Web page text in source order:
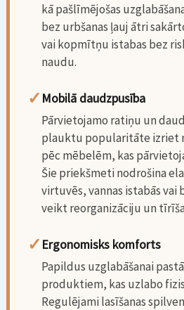
kā pašlīmējošas
bez urbšanas ļauj ātri
vai kopmītņu istabas bez
naudu.
✓ Mobilā daudzpusība
Pārvietojamo ratiņu un
plauktu popularitāte izriet
pēc mēbelēm, kas
Šie priekšmeti nodrošina
virtuvēs, vannas istabās
veikt reorganizāciju un
✓ Ergonomisks komforts
Papildus uzglabāšanai
produktiem, kas uzlabo
Regulējami lasīšanas